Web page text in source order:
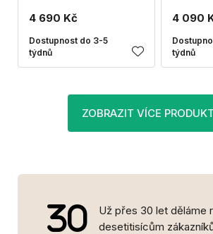
4 690 Kč
Dostupnost do 3-5
týdnů
4 090
týdnů
ZOBRAZIT VÍCE
Už přes 30 let děláme
desetitisícům